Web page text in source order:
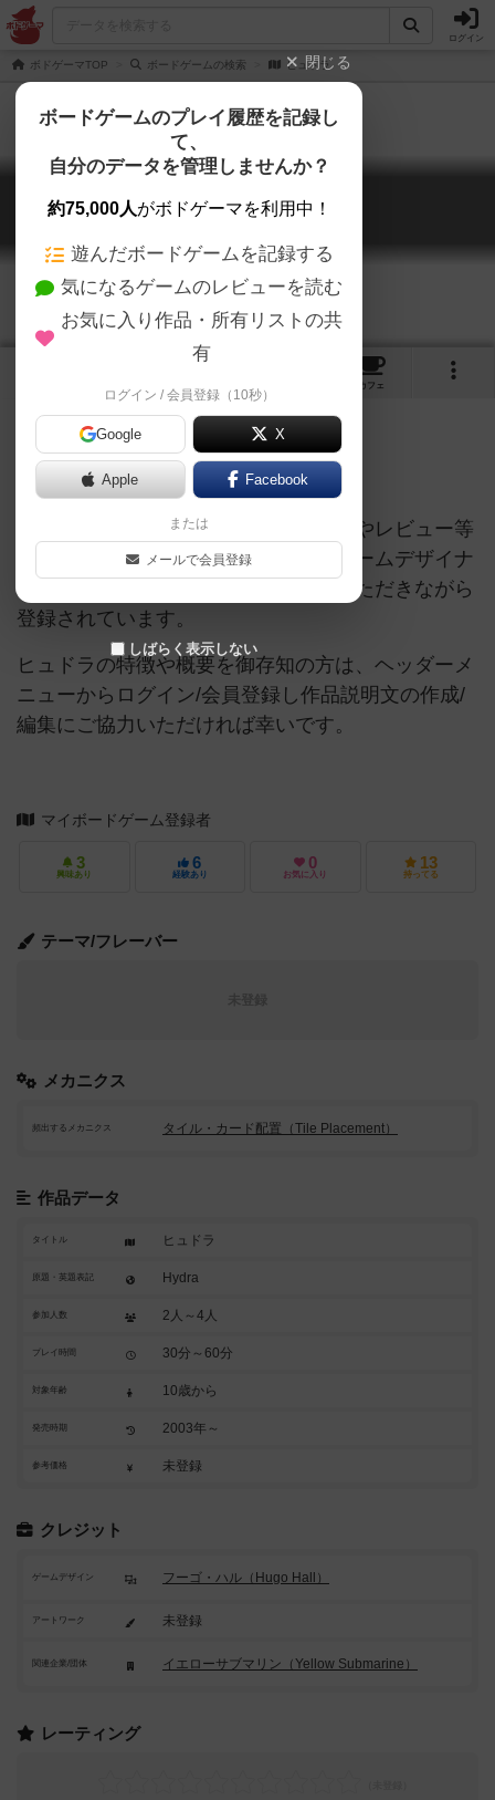
ログイン
ボドゲーマTOP ボードゲームの検索 ヒュドラ
ヒュドラ
Hydra
カフェ
ご協力ください
当サイトに掲載されている作品説明文やレビュー等
の情報は、ボドゲーマ運営事務局・ゲームデザイナ
ーご本人様・有志の皆様にご協力をいただきながら
登録されています。
ヒュドラの特徴や概要を御存知の方は、ヘッダーメ
ニューからログイン/会員登録し作品説明文の作成/
編集にご協力いただければ幸いです。
マイボードゲーム登録者
3
興味あり
6
経験あり
0
お気に入り
13
持ってる
テーマ/フレーバー
メカニクス
頻出するメカニクス タイル・カード配置（Tile Placement）
作品データ
タイトル ヒュドラ
原題・英題表記 Hydra
参加人数 2人～4人
プレイ時間 30分～60分
対象年齢 10歳から
発売時期 2003年～
参考価格 未登録
クレジット
ゲームデザイン フーゴ・ハル（Hugo Hall）
アートワーク 未登録
関連企業/団体 イエローサブマリン（Yellow Submarine）
レーティング
閉じる
ボードゲームのプレイ履歴を記録し
て、
自分のデータを管理しませんか？
約75,000人がボドゲーマを利用中！
遊んだボードゲームを記録する
気になるゲームのレビューを読む
お気に入り作品・所有リストの共
有
ログイン / 会員登録（10秒）
Google X
Apple Facebook
または
メールで会員登録
しばらく表示しない